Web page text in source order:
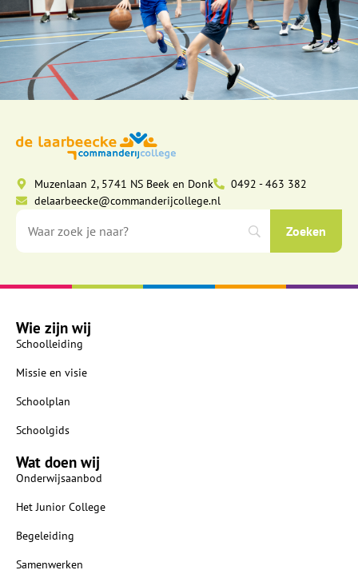
Muzenlaan 2, 5741 NS Beek en Donk
0492 - 463 382
delaarbeecke@commanderijcollege.nl
Wie zijn wij
Schoolleiding
Missie en visie
Schoolplan
Schoolgids
Wat doen wij
Onderwijsaanbod
Het Junior College
Begeleiding
Samenwerken